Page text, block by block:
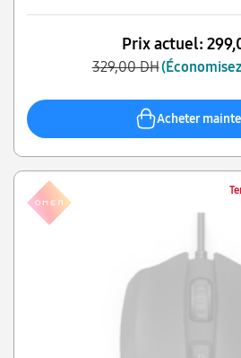
Prix actuel:
329,00 DH
Acheter